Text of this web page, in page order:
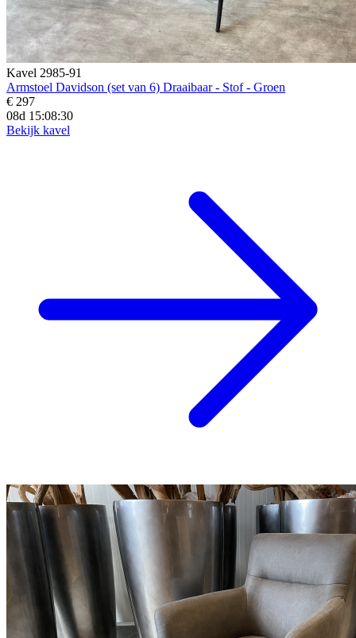
Kavel 2985-91
Armstoel Davidson (set van 6) Draaibaar - Stof - Groen
€ 297
08d 15:08:29
Bekijk kavel